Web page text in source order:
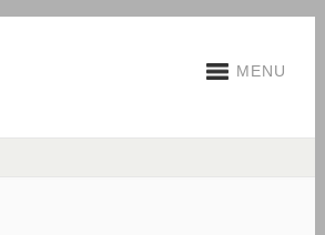
MENU